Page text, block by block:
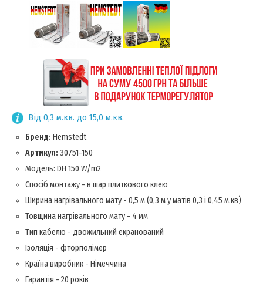
Від 0,3 м.кв. до 15,0 м.кв.
Бренд: Hemstedt
Артикул: 30751-150
Модель: DH 150 W/m2
Спосіб монтажу - в шар плиткового клею
Ширина нагрівального мату - 0,5 м (0,3 м у матів 0,3 і 0,45 м.кв)
Товщина нагрівального мату - 4 мм
Тип кабелю - двожильний екранований
Ізоляція - фторполімер
Країна виробник - Німеччина
Гарантія - 20 років